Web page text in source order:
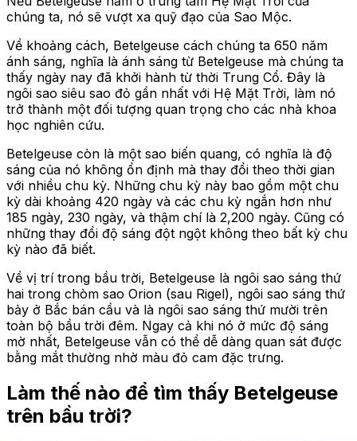
chúng ta, nó sẽ vượt xa quỹ đạo của Sao Mộc.
Về khoảng cách, Betelgeuse cách chúng ta 650 năm
ánh sáng, nghĩa là ánh sáng từ Betelgeuse mà chúng ta
thấy ngày nay đã khởi hành từ thời Trung Cổ. Đây là
ngôi sao siêu sao đỏ gần nhất với Hệ Mặt Trời, làm nó
trở thành một đối tượng quan trọng cho các nhà khoa
học nghiên cứu.
Betelgeuse còn là một sao biến quang, có nghĩa là độ
sáng của nó không ổn định mà thay đổi theo thời gian
với nhiều chu kỳ. Những chu kỳ này bao gồm một chu
kỳ dài khoảng 420 ngày và các chu kỳ ngắn hơn như
185 ngày, 230 ngày, và thậm chí là 2,200 ngày. Cũng có
những thay đổi độ sáng đột ngột không theo bất kỳ chu
kỳ nào đã biết.
Về vị trí trong bầu trời, Betelgeuse là ngôi sao sáng thứ
hai trong chòm sao Orion (sau Rigel), ngôi sao sáng thứ
bảy ở Bắc bán cầu và là ngôi sao sáng thứ mười trên
toàn bộ bầu trời đêm. Ngay cả khi nó ở mức độ sáng
mờ nhất, Betelgeuse vẫn có thể dễ dàng quan sát được
bằng mắt thường nhờ màu đỏ cam đặc trưng.
Làm thế nào để tìm thấy Betelgeuse
trên bầu trời?